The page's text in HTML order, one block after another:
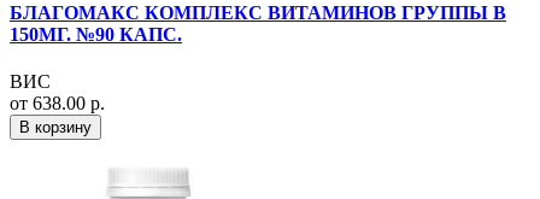
БЛАГОМАКС КОМПЛЕКС ВИТАМИНОВ ГРУППЫ В
150МГ. №90 КАПС.
ВИС
от 638.00 р.
В корзину